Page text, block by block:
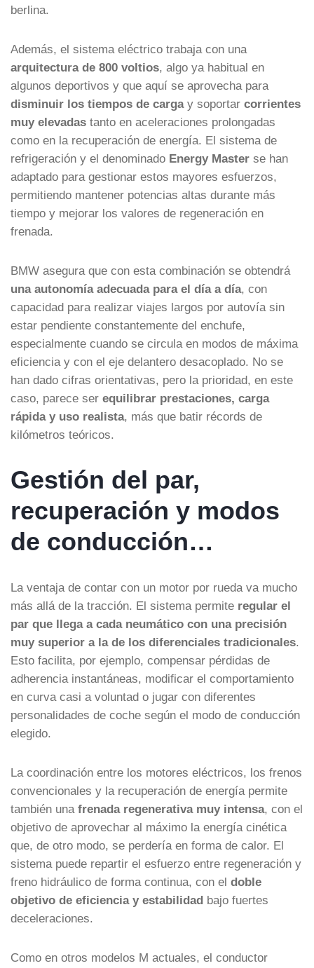
berlina.
Además, el sistema eléctrico trabaja con una
arquitectura de 800 voltios, algo ya habitual en
algunos deportivos y que aquí se aprovecha para
disminuir los tiempos de cargay soportar corrientes
muy elevadas tanto en aceleraciones prolongadas
como en la recuperación de energía. El sistema de
refrigeración y el denominado Energy Master se han
adaptado para gestionar estos mayores esfuerzos,
permitiendo mantener potencias altas durante más
tiempo y mejorar los valores de regeneración en
frenada.
BMW asegura que con esta combinación se obtendrá
una autonomía adecuada para el día a día, con
capacidad para realizar viajes largos por autovía sin
estar pendiente constantemente del enchufe,
especialmente cuando se circula en modos de máxima
eficiencia y con el eje delantero desacoplado. No se
han dado cifras orientativas, pero la prioridad, en este
caso, parece ser equilibrar prestaciones, carga
rápida y uso realista, más que batir récords de
kilómetros teóricos.
Gestión del par,
recuperación y modos
de conducción…
La ventaja de contar con un motor por rueda va mucho
más allá de la tracción. El sistema permite regular el
par que llega a cada neumático con una precisión
muy superior a la de los diferenciales tradicionales.
Esto facilita, por ejemplo, compensar pérdidas de
adherencia instantáneas, modificar el comportamiento
en curva casi a voluntad o jugar con diferentes
personalidades de coche según el modo de conducción
elegido.
La coordinación entre los motores eléctricos, los frenos
convencionales y la recuperación de energía permite
también una frenada regenerativa muy intensa, con el
objetivo de aprovechar al máximo la energía cinética
que, de otro modo, se perdería en forma de calor. El
sistema puede repartir el esfuerzo entre regeneración y
freno hidráulico de forma continua, con el doble
objetivo de eficiencia y estabilidad bajo fuertes
deceleraciones.
Como en otros modelos M actuales, el conductor